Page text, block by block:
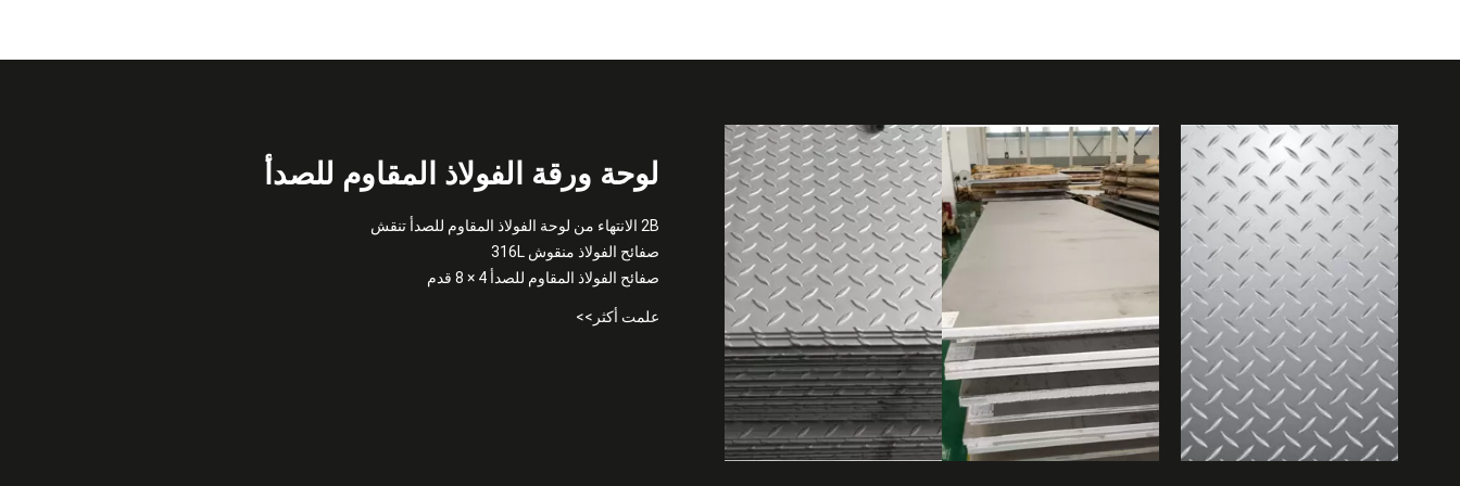
لوحة ورقة الفولاذ المقاوم للصدأ
2B الانتهاء من لوحة الفولاذ المقاوم للصدأ تنقش
صفائح الفولاذ منقوش 316L
صفائح الفولاذ المقاوم للصدأ 4 × 8 قدم
علمت أكثر>>